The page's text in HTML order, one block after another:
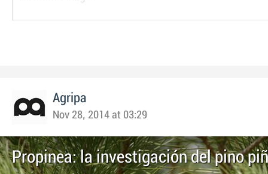
Agripa
Nov 28, 2014 at 03:29
Propinea: la investigación del pino